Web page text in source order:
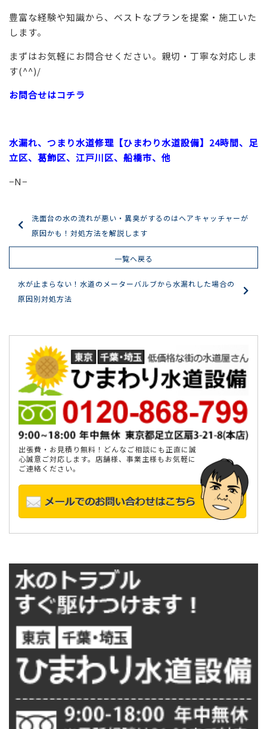
豊富な経験や知識から、ベストなプランを提案・施工いた
します。
まずはお気軽にお問合せください。親切・丁寧な対応しま
す(^^)/
お問合せはコチラ
水漏れ、つまり水道修理【ひまわり水道設備】24時間、足
立区、葛飾区、江戸川区、船橋市、他
−N−
洗面台の水の流れが悪い・異臭がするのはヘアキャッチャーが
原因かも！対処方法を解説します
一覧へ戻る
水が止まらない！水道のメーターバルブから水漏れした場合の
原因別対処方法
出張費・お見積り無料！どんなご相談にも正直に誠
心誠意ご対応します。店舗様、事業主様もお気軽に
ご連絡ください。